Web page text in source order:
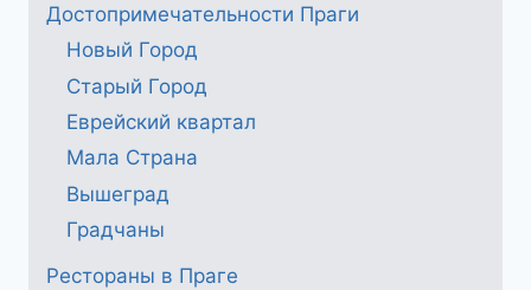
Достопримечательности Праги
Новый Город
Старый Город
Еврейский квартал
Мала Страна
Вышеград
Градчаны
Рестораны в Праге